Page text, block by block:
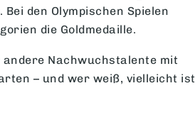
den Olympischen Spielen
die Goldmedaille.
Nachwuchstalente mit
– und wer weiß, vielleicht ist